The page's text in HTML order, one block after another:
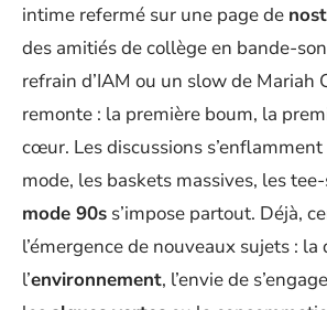
intime refermé sur une page de
des amitiés de collège en bande-
refrain d’IAM ou un slow de Mariah
remonte : la première boum, la
cœur. Les discussions
mode, les baskets massives, les
mode 90s s’impose partout. Déjà,
l’émergence de nouveaux sujets :
l’environnement, l’envie de